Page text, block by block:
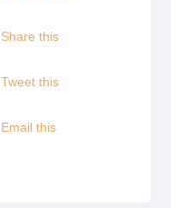
Share this
Tweet this
Email this